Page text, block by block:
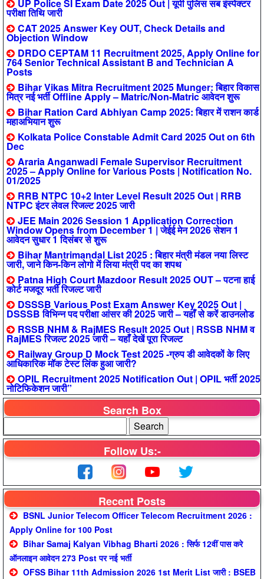
UP Police SI Exam Date 2025 Out | यूपी पुलिस सब इंस्पेक्टर
परीक्षा तिथि जारी
CAT 2025 Answer Key OUT, Check Details and
Objection Window
DRDO CEPTAM 11 Recruitment 2025, Apply Online for
764 Senior Technical Assistant B and Technician A
Posts
Bihar Vikas Mitra Recruitment 2025 Munger: बिहार विकास
मित्र नई भर्ती Offline Apply – Matric/Non-Matric आवेदन शुरू
Bihar Ration Card Abhiyan Camp 2025: बिहार में राशन कार्ड
महाअभियान शुरू
Kolkata Police Constable Admit Card 2025 Out on 6th
Dec
Araria Anganwadi Female Supervisor Recruitment
2025 – Apply Online for Various Posts | Notification No.
01/2025
RRB NTPC 10+2 Inter Level Result 2025 Out | RRB
NTPC इंटर लेवल रिजल्ट 2025 जारी
JEE Main 2026 Session 1 Application Correction
Window Opens from December 1 | जेईई मेन 2026 सेशन 1
आवेदन सुधार 1 दिसंबर से शुरू
Bihar Mantrimandal List 2025 : बिहार मंत्री मंडल नया लिस्ट
जारी, जाने किन-किन लोगो में लिया मंत्री पद का शपथ
Patna High Court Mazdoor Result 2025 OUT – पटना हाई
कोर्ट मजदूर भर्ती रिजल्ट जारी
DSSSB Various Post Exam Answer Key 2025 Out |
DSSSB विभिन्न पद परीक्षा आंसर की 2025 जारी – यहाँ से करें डाउनलोड
RSSB NHM & RajMES Result 2025 Out | RSSB NHM व
RajMES रिजल्ट 2025 जारी – यहाँ देखें पूरा रिजल्ट
Railway Group D Mock Test 2025 -ग्रुप डी आवेदकों के लिए
आधिकारिक मॉक टेस्ट लिंक हुआ जारी?
OPIL Recruitment 2025 Notification Out | OPIL भर्ती 2025
नोटिफिकेशन जारी”
Search Box
Follow Us:-
Recent Posts
BSNL Junior Telecom Officer Telecom Recruitment 2026 :
Apply Online for 100 Post
Bihar Samaj Kalyan Vibhag Bharti 2026 : सिर्फ 12वीं पास करे
ऑनलाइन आवेदन 273 Post पर नई भर्ती
OFSS Bihar 11th Admission 2026 1st Merit List जारी : BSEB